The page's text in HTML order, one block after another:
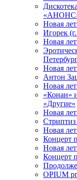
Новая
Игорек
Новая
Новая
Антон
Новая
«Конан»
«Другие»
Новая
Новая
Концерт
Новая
Концерт
OPIUM